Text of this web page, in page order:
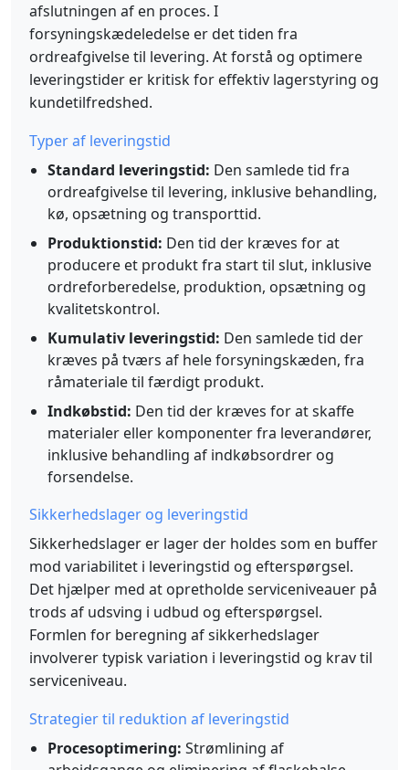
afslutningen af en proces. I
forsyningskædeledelse er det tiden fra
ordreafgivelse til levering. At forstå og optimere
leveringstider er kritisk for effektiv lagerstyring og
kundetilfredshed.
Typer af leveringstid
Standard leveringstid: Den samlede tid fra
ordreafgivelse til levering, inklusive behandling,
kø, opsætning og transporttid.
Produktionstid: Den tid der kræves for at
producere et produkt fra start til slut, inklusive
ordreforberedelse, produktion, opsætning og
kvalitetskontrol.
Kumulativ leveringstid: Den samlede tid der
kræves på tværs af hele forsyningskæden, fra
råmateriale til færdigt produkt.
Indkøbstid: Den tid der kræves for at skaffe
materialer eller komponenter fra leverandører,
inklusive behandling af indkøbsordrer og
forsendelse.
Sikkerhedslager og leveringstid
Sikkerhedslager er lager der holdes som en buffer
mod variabilitet i leveringstid og efterspørgsel.
Det hjælper med at opretholde serviceniveauer på
trods af udsving i udbud og efterspørgsel.
Formlen for beregning af sikkerhedslager
involverer typisk variation i leveringstid og krav til
serviceniveau.
Strategier til reduktion af leveringstid
Procesoptimering: Strømlining af